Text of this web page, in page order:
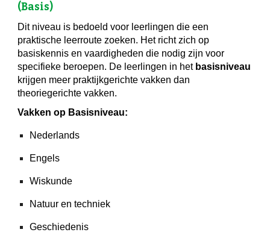
(Basis)
Dit niveau is bedoeld voor leerlingen die een
praktische leerroute zoeken. Het richt zich op
basiskennis en vaardigheden die nodig zijn voor
specifieke beroepen. De leerlingen in het basisniveau
krijgen meer praktijkgerichte vakken dan
theoriegerichte vakken.
Vakken op Basisniveau:
Nederlands
Engels
Wiskunde
Natuur en techniek
Geschiedenis